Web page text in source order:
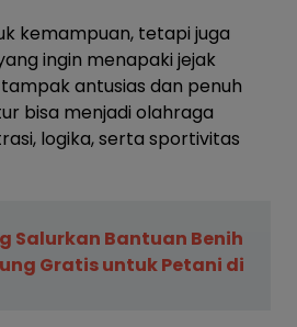
kemampuan, tetapi juga
ingin menapaki jejak
antusias dan penuh
bisa menjadi olahraga
logika, serta sportivitas
Salurkan Bantuan Benih
Gratis untuk Petani di